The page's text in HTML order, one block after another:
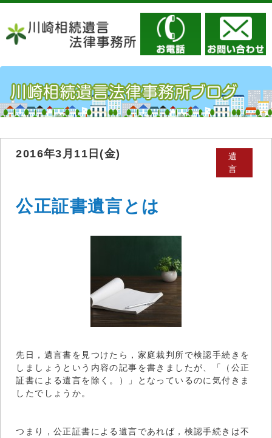
2016年3月11日(金)
遺
言
公正証書遺言とは
先日，遺言書を見つけたら，家庭裁判所で検認手続きを
しましょうという内容の記事を書きましたが、「（公正
証書による遺言を除く。）」となっているのに気付きま
したでしょうか。
つまり，公正証書による遺言であれば，検認手続きは不